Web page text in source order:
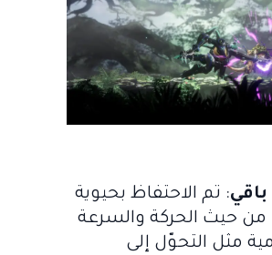
باقي: تم الاحتفاظ بحيوية
ألعاب Pac‑Man من حيث الحركة والسرعة
مثل التحوّل إلى